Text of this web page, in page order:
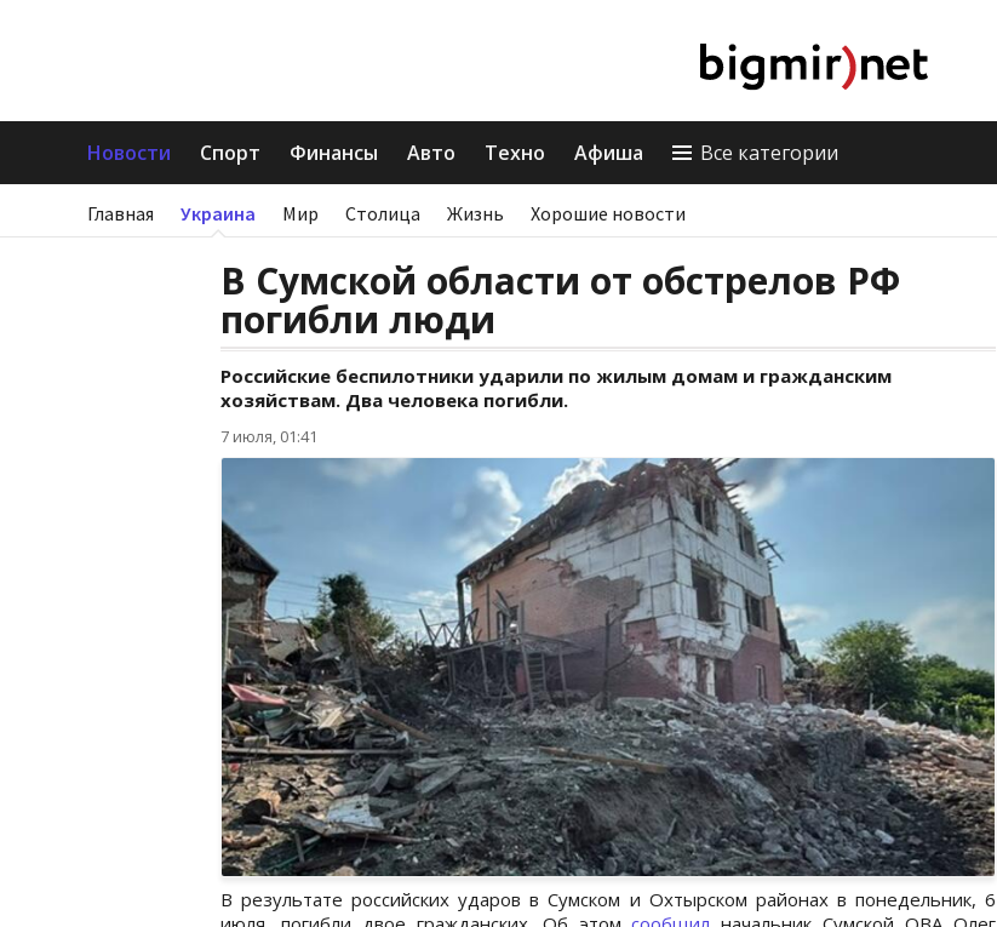
Новости Спорт Финансы Авто Техно Афиша Все категории
Главная Украина Мир Столица Жизнь Хорошие новости
В Сумской области от обстрелов РФ
погибли люди
Российские беспилотники ударили по жилым домам и гражданским
хозяйствам. Два человека погибли.
7 июля, 01:41
В результате российских ударов в Сумском и Охтырском районах в понедельник, 6